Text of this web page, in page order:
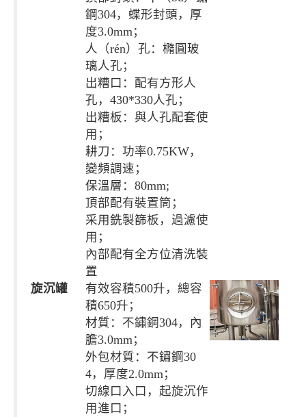
鋼304，蝶形封頭，厚
度3.0mm；
人（rén）孔：橢圓玻
璃人孔；
出糟口：配有方形人
孔，430*330人孔；
出糟板：與人孔配套使
用；
耕刀：功率0.75KW，
變頻調速；
保溫層：80mm;
頂部配有裝置筒；
采用銑製篩板，過濾使
用；
內部配有全方位清洗裝
置
旋沉罐
有效容積500升，總容
積650升；
材質：不鏽鋼304，內
膽3.0mm；
外包材質：不鏽鋼30
4，厚度2.0mm；
切線口入口，起旋沉作
用進口；